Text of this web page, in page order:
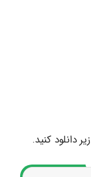
دانلود کنید.